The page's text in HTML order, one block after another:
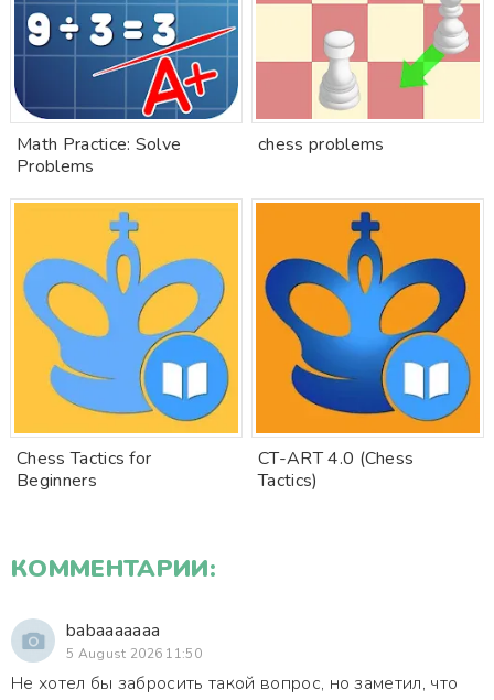
Math Practice: Solve
Problems
chess problems
Chess Tactics for
Beginners
CT-ART 4.0 (Chess
Tactics)
КОММЕНТАРИИ:
babaaaaaaa
5 August 2026 11:50
Не хотел бы забросить такой вопрос, но заметил, что